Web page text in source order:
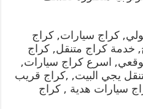
كراج سيارات, كراج
خدمة كراج متنقل, كراج
اسرع كراج سيارات,
يجي البيت, ,كراج قريب
سيارات هدية , كراج